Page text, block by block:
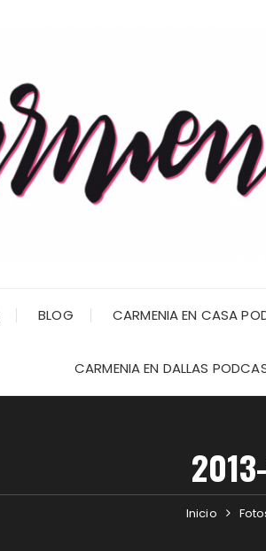
BLOG CARMENIA EN CASA
CARMENIA EN DALLAS
Inicio